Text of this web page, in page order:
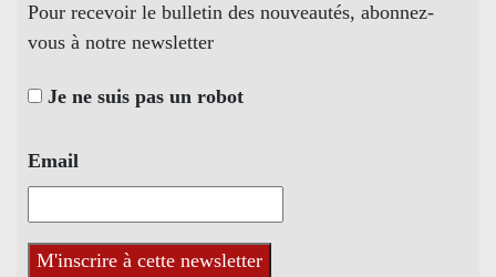
Pour recevoir le bulletin des nouveautés, abonnez-
vous à notre newsletter
Je ne suis pas un robot
Email